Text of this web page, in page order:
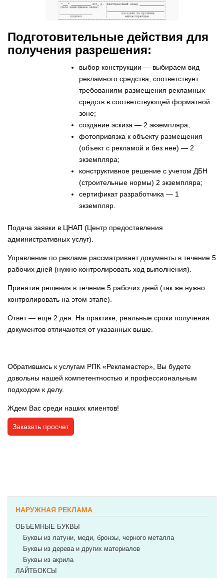
Подготовительные действия для
получения разрешения:
выбор конструкции — выбираем вид
рекламного средства, соответствует
требованиям размещения рекламных
средств в соответствующей форматной
зоне;
создание эскиза — 2 экземпляра;
фотопривязка к объекту размещения
(объект с рекламой и без нее) — 2
экземпляра;
конструктивное решение с учетом ДБН
(строительные нормы) 2 экземпляра;
сертификат разработчика — 1
экземпляр.
Подача заявки в ЦНАП (Центр предоставления
административных услуг).
Управление по рекламе рассматривает документы в течение 5
рабочих дней (нужно контролировать ход выполнения).
Принятие решения в течение 5 рабочих дней (так же нужно
контролировать на этом этапе).
Ответ — еще 2 дня. На практике, реальные сроки получения
документов отличаются от указанных выше.
Обратившись к услугам РПК «Рекламастер» , Вы будете
довольны нашей компетентностью и профессиональным
подходом к делу.
Ждем Вас среди наших клиентов!
Заказать просчет
НАРУЖНАЯ РЕКЛАМА
ОБЪЕМНЫЕ БУКВЫ
Буквы из латуни, меди, бронзы, черного металла
Буквы из дерева и других материалов
Буквы из акрила
ЛАЙТБОКСЫ